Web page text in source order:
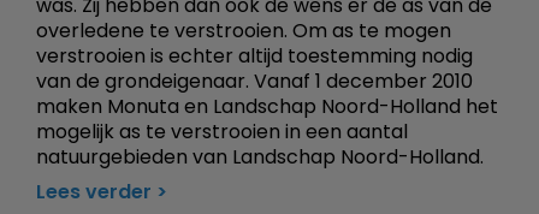
overledene te verstrooien. Om as te mogen
verstrooien is echter altijd toestemming nodig
van de grondeigenaar. Vanaf 1 december 2010
maken Monuta en Landschap Noord-Holland het
mogelijk as te verstrooien in een aantal
natuurgebieden van Landschap Noord-Holland.
Lees verder